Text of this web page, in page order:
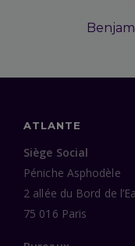
ATLANTE
Siège Social
Péniche Asphodèle
2 allée du Bord de
75 016 Paris